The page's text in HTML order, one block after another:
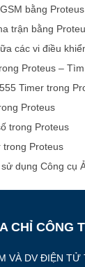
bằng Proteus
trận bằng
các vi điều
Proteus –
Timer trong
Proteus
trong Proteus
trong Proteus
dụng Công cụ
CHỈ CÔNG
VÀ DV ĐIỆN TỬ